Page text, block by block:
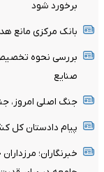
برخورد شود
بانک مرکزی مانع
بررسی نحوه
صنایع
جنگ اصلی امروز،
پیام دادستان کل
خبرنگاران؛